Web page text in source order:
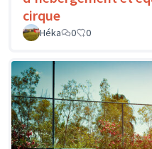
cirque
Héka 0 0